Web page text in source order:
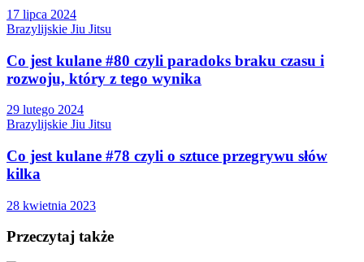
17 lipca 2024
Brazylijskie Jiu Jitsu
Co jest kulane #80 czyli paradoks braku czasu i
rozwoju, który z tego wynika
29 lutego 2024
Brazylijskie Jiu Jitsu
Co jest kulane #78 czyli o sztuce przegrywu słów
kilka
28 kwietnia 2023
Przeczytaj także